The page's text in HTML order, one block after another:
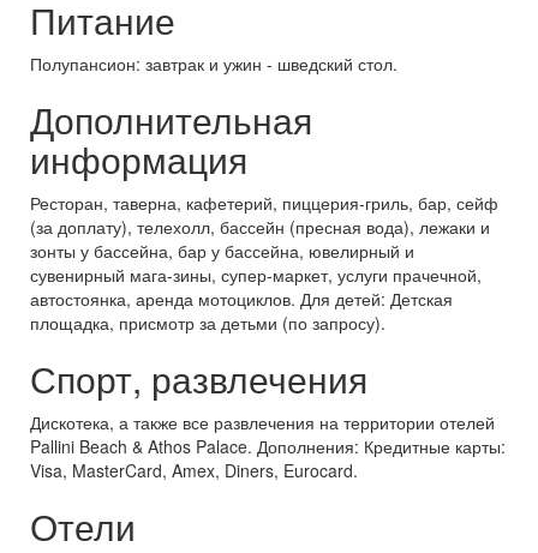
Питание
Полупансион: завтрак и ужин - шведский стол.
Дополнительная
информация
Ресторан, таверна, кафетерий, пиццерия-гриль, бар, сейф
(за доплату), телехолл, бассейн (пресная вода), лежаки и
зонты у бассейна, бар у бассейна, ювелирный и
сувенирный мага-зины, супер-маркет, услуги прачечной,
автостоянка, аренда мотоциклов. Для детей: Детская
площадка, присмотр за детьми (по запросу).
Спорт, развлечения
Дискотека, а также все развлечения на территории отелей
Pallini Beach & Athos Palace. Дополнения: Кредитные карты:
Visa, MasterCard, Amex, Diners, Eurocard.
Отели